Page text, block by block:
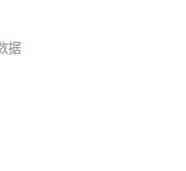
获取人脸列表、获取人脸
据